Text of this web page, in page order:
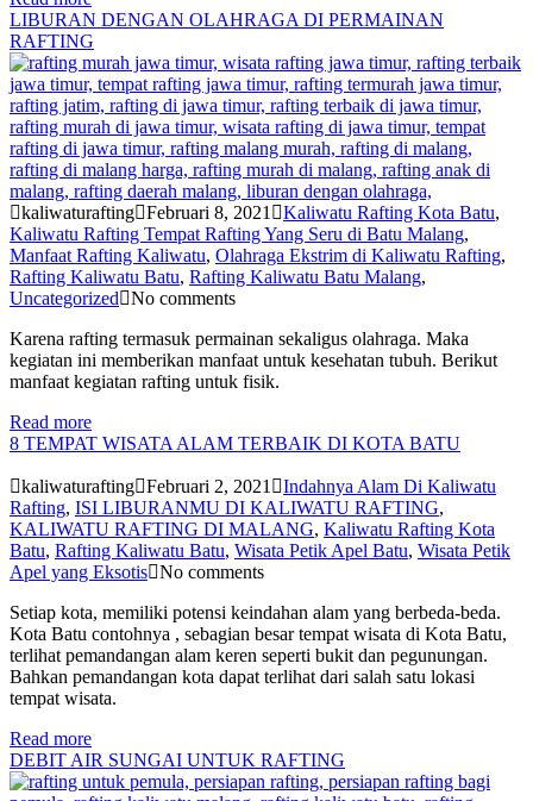
LIBURAN DENGAN OLAHRAGA DI PERMAINAN
RAFTING
kaliwaturafting Februari 8, 2021 Kaliwatu Rafting Kota Batu,
Kaliwatu Rafting Tempat Rafting Yang Seru di Batu Malang,
Manfaat Rafting Kaliwatu, Olahraga Ekstrim di Kaliwatu Rafting,
Rafting Kaliwatu Batu, Rafting Kaliwatu Batu Malang,
Uncategorized
No comments
Karena rafting termasuk permainan sekaligus olahraga. Maka
kegiatan ini memberikan manfaat untuk kesehatan tubuh. Berikut
manfaat kegiatan rafting untuk fisik.
Read more
8 TEMPAT WISATA ALAM TERBAIK DI KOTA BATU
kaliwaturafting Februari 2, 2021
Indahnya Alam Di Kaliwatu
Rafting, ISI LIBURANMU DI KALIWATU RAFTING,
KALIWATU RAFTING DI MALANG, Kaliwatu Rafting Kota
Batu, Rafting Kaliwatu Batu, Wisata Petik Apel Batu, Wisata Petik
Apel yang Eksotis No comments
Setiap kota, memiliki potensi keindahan alam yang berbeda-beda.
Kota Batu contohnya , sebagian besar tempat wisata di Kota Batu,
terlihat pemandangan alam keren seperti bukit dan pegunungan.
Bahkan pemandangan kota dapat terlihat dari salah satu lokasi
tempat wisata.
Read more
DEBIT AIR SUNGAI UNTUK RAFTING